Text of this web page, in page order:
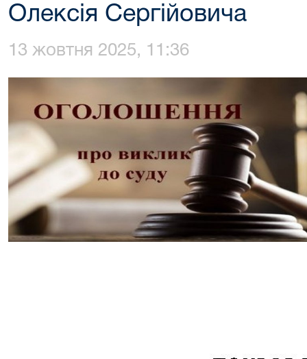
Олексія Сергійовича
13 жовтня 2025, 11:36